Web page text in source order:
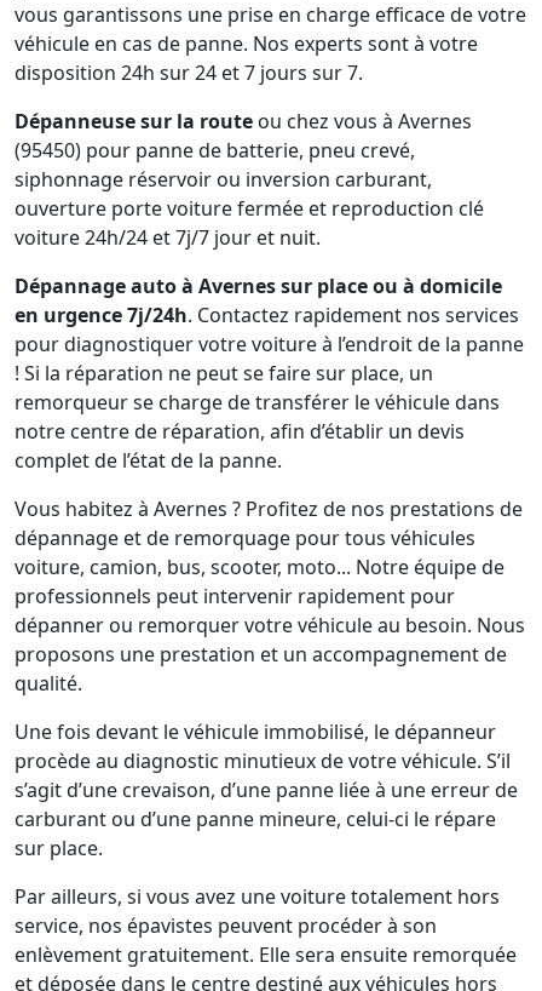
vous garantissons une prise en charge efficace de votre
véhicule en cas de panne. Nos experts sont à votre
disposition 24h sur 24 et 7 jours sur 7.
Dépanneuse sur la route ou chez vous à Avernes
(95450) pour panne de batterie, pneu crevé,
siphonnage réservoir ou inversion carburant,
ouverture porte voiture fermée et reproduction clé
voiture 24h/24 et 7j/7 jour et nuit.
Dépannage auto à Avernes sur place ou à domicile
en urgence 7j/24h. Contactez rapidement nos services
pour diagnostiquer votre voiture à l’endroit de la panne
! Si la réparation ne peut se faire sur place, un
remorqueur se charge de transférer le véhicule dans
notre centre de réparation, afin d’établir un devis
complet de l’état de la panne.
Vous habitez à Avernes ? Profitez de nos prestations de
dépannage et de remorquage pour tous véhicules
voiture, camion, bus, scooter, moto... Notre équipe de
professionnels peut intervenir rapidement pour
dépanner ou remorquer votre véhicule au besoin. Nous
proposons une prestation et un accompagnement de
qualité.
Une fois devant le véhicule immobilisé, le dépanneur
procède au diagnostic minutieux de votre véhicule. S’il
s’agit d’une crevaison, d’une panne liée à une erreur de
carburant ou d’une panne mineure, celui-ci le répare
sur place.
Par ailleurs, si vous avez une voiture totalement hors
service, nos épavistes peuvent procéder à son
enlèvement gratuitement. Elle sera ensuite remorquée
et déposée dans le centre destiné aux véhicules hors